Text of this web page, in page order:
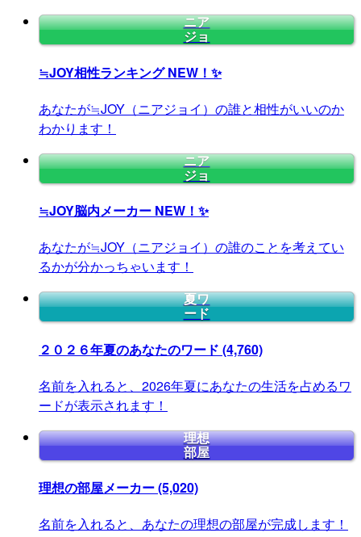
ニア
ジョ
≒JOY相性ランキングNEW！✨
あなたが≒JOY（ニアジョイ）の誰と相性がいいのか
わかります！
ニア
ジョ
≒JOY脳内メーカー NEW！✨
あなたが≒JOY（ニアジョイ）の誰のことを考えてい
るかが分かっちゃいます！
夏ワ
ード
２０２６年夏のあなたのワード (4,760)
名前を入れると、2026年夏にあなたの生活を占めるワ
ードが表示されます！
理想
部屋
理想の部屋メーカー(5,020)
名前を入れると、あなたの理想の部屋が完成します！